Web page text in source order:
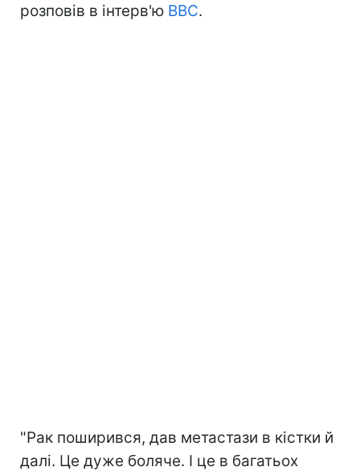
розповів в інтерв'ю BBC.
"Рак поширився, дав метастази в кістки й
далі. Це дуже боляче. І це в багатьох